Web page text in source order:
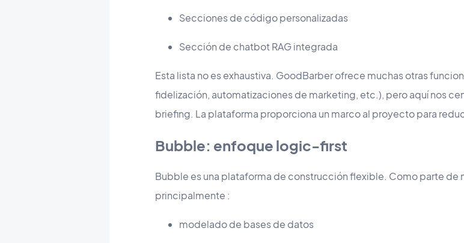
Secciones de código personalizadas
Sección de chatbot RAG integrada
Esta lista no es exhaustiva. GoodBarber ofrece muchas otras
fidelización, automatizaciones de marketing, etc.), pero aquí nos
briefing. La plataforma proporciona un marco al proyecto para
Bubble: enfoque logic-first
Bubble es una plataforma de construcción flexible. Como parte de
principalmente :
modelado de bases de datos